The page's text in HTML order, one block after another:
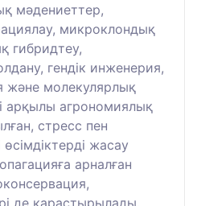
мәдениеттер,
микроклондық
гибридтеу,
гендік инженерия,
және молекулярлық
арқылы агрономиялық
стресс пен
өсімдіктерді жасау
арналған
де қарастырылады.